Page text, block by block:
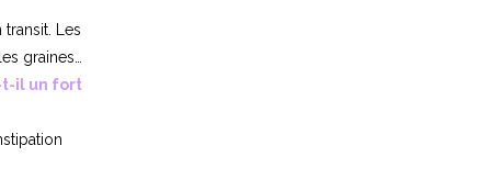
Les
graines…
t-il un fort